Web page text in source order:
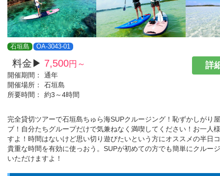
石垣島 OA-3043-01
料金▶ 7,500円～
開催期間：
通年
開催場所：
石垣島
所要時間：
約3～4時間
詳
完全貸切ツアーで石垣島ちゅら海SUPクルージング！恥ずかしがり
ブ！自分たちグループだけで気兼ねなく満喫してください！お一人
すよ！時間はないけど思い切り遊びたいという方にオススメの半日
貴重な時間を有効に使っおう。SUPが初めての方でも簡単にクルー
いただけますよ！